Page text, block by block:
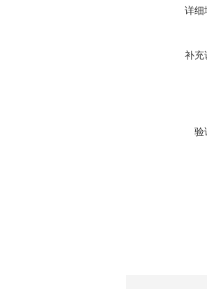
详细
补充
验